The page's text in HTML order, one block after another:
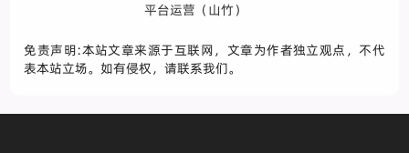
平台运营（山竹）
免责声明:本站文章来源于互联网，文章为作者独立观点，不代
表本站立场。如有侵权，请联系我们。